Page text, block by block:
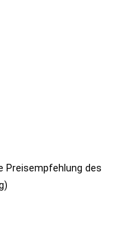
Preisempfehlung des